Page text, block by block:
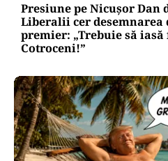
Presiune pe Nicușor Dan
Liberalii cer desemnarea
premier: „Trebuie să
Cotroceni!”